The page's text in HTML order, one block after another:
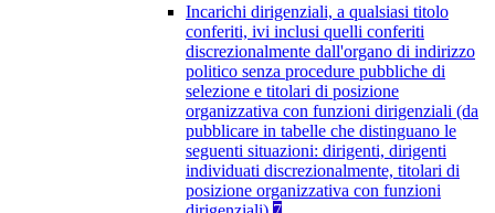
Incarichi dirigenziali, a qualsiasi titolo
conferiti, ivi inclusi quelli conferiti
discrezionalmente dall'organo di indirizzo
politico senza procedure pubbliche di
selezione e titolari di posizione
organizzativa con funzioni dirigenziali (da
pubblicare in tabelle che distinguano le
seguenti situazioni: dirigenti, dirigenti
individuati discrezionalmente, titolari di
posizione organizzativa con funzioni